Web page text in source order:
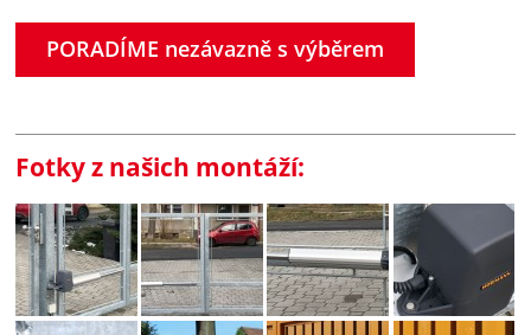
PORADÍME nezávazně s výběrem
Fotky z našich montáží: